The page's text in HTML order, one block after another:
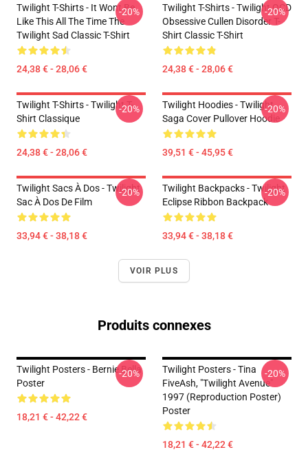
Twilight T-Shirts - It Wont Be
Like This All The Time The
Twilight Sad Classic T-Shirt
24,38 € - 28,06 €
-20%
Twilight T-Shirts - Twilight OCD
Obsessive Cullen Disorder T-
Shirt Classic T-Shirt
24,38 € - 28,06 €
-20%
Twilight T-Shirts - Twilight T-
Shirt Classique
24,38 € - 28,06 €
-20%
Twilight Hoodies - Twilight
Saga Cover Pullover Hoodie
39,51 € - 45,95 €
-20%
Twilight Sacs À Dos - Twilight
Sac À Dos De Film
33,94 € - 38,18 €
-20%
Twilight Backpacks - Twilight
Eclipse Ribbon Backpack
33,94 € - 38,18 €
-20%
VOIR PLUS
Produits connexes
Twilight Posters - Bernie Bella
Poster
18,21 € - 42,22 €
-20%
Twilight Posters - Tina
FiveAsh, "Twilight Avenue"
1997 (reproduction Poster)
Poster
18,21 € - 42,22 €
-20%